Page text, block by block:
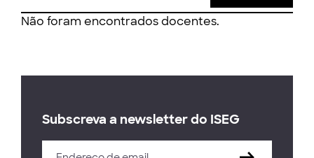
Não foram encontrados docentes.
Subscreva a newsletter do ISEG